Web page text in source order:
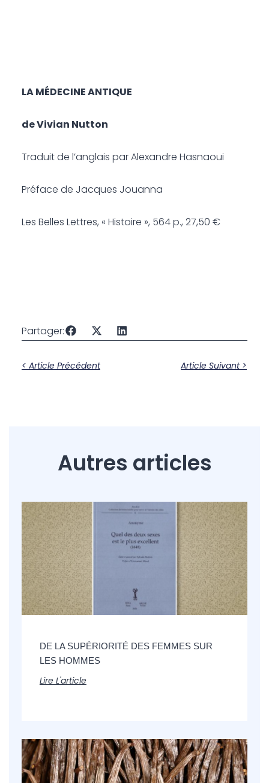
LA MÉDECINE ANTIQUE
de Vivian Nutton
Traduit de l’anglais par Alexandre Hasnaoui
Préface de Jacques Jouanna
Les Belles Lettres, « Histoire », 564 p., 27,50 €
Partager:
< Article Précédent Article Suivant >
Autres articles
DE LA SUPÉRIORITÉ DES FEMMES SUR
LES HOMMES
Lire L'article